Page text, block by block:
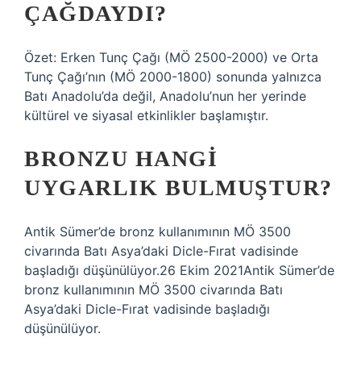
ÇAĞDAYDI?
Özet: Erken Tunç Çağı (MÖ 2500-2000) ve Orta
Tunç Çağı’nın (MÖ 2000-1800) sonunda yalnızca
Batı Anadolu’da değil, Anadolu’nun her yerinde
kültürel ve siyasal etkinlikler başlamıştır.
BRONZU HANGI
UYGARLIK BULMUŞTUR?
Antik Sümer’de bronz kullanımının MÖ 3500
civarında Batı Asya’daki Dicle-Fırat vadisinde
başladığı düşünülüyor.26 Ekim 2021Antik Sümer’de
bronz kullanımının MÖ 3500 civarında Batı
Asya’daki Dicle-Fırat vadisinde başladığı
düşünülüyor.